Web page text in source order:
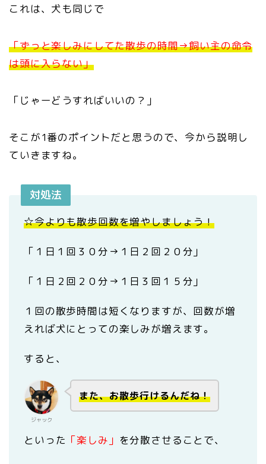
これは、犬も同じで
「ずっと楽しみにしてた散歩の時間→飼い主の命令
は頭に入らない」
「じゃーどうすればいいの？」
そこが1番のポイントだと思うので、今から説明し
ていきますね。
対処法
☆今よりも散歩回数を増やしましょう！
「１日１回３０分→１日２回２０分」
「１日２回２０分→１日３回１５分」
１回の散歩時間は短くなりますが、回数が増
えれば犬にとっての楽しみが増えます。
すると、
ジャック
また、お散歩行けるんだね！
といった 「楽しみ」 を分散させることで、